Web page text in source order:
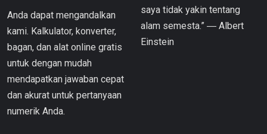
Anda dapat mengandalkan
kami. Kalkulator, konverter,
bagan, dan alat online gratis
untuk dengan mudah
mendapatkan jawaban cepat
dan akurat untuk pertanyaan
numerik Anda.
saya tidak yakin tentang
alam semesta.” ― Albert
Einstein